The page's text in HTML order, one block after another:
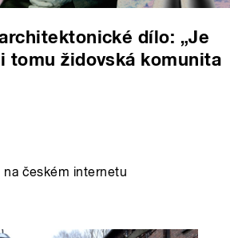
dílo: „Je
tomu židovská komunita
na českém internetu